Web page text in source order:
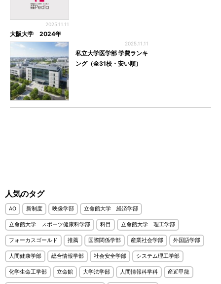
2025.11.11
大阪大学 2024年
2025.11.11
私立大学医学部 学費ランキ
ング（全31校・安い順）
人気のタグ
AO 新制度 映像学部 立命館大学 経済学部
立命館大学 スポーツ健康科学部 科目 立命館大学 理工学部
フォーカスゴールド 推薦 国際関係学部 産業社会学部 外国語学部
人間健康学部 総合情報学部 社会安全学部 システム理工学部
化学生命工学部 立命館 大学法学部 人間情報科学科 産近甲龍